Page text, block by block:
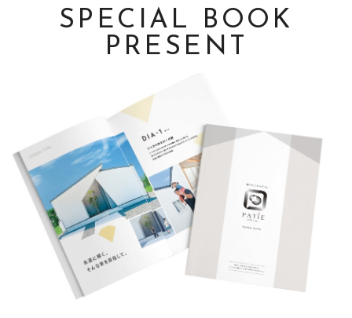
SPECIAL BOOK
PRESENT